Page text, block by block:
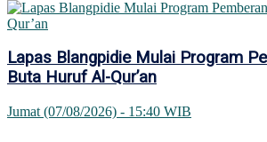
Lapas Blangpidie Mulai Program
Buta Huruf Al-Qur’an
Jumat (07/08/2026) - 15:40 WIB